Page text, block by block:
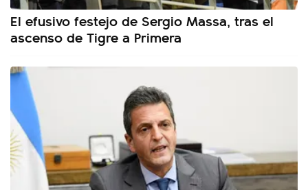
El efusivo festejo de Sergio Massa, tras el
ascenso de Tigre a Primera